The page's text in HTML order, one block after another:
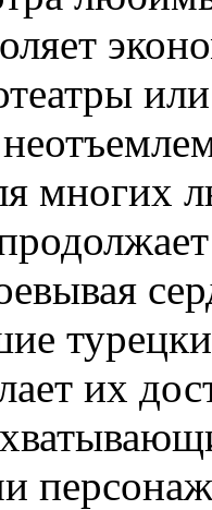
многих
их